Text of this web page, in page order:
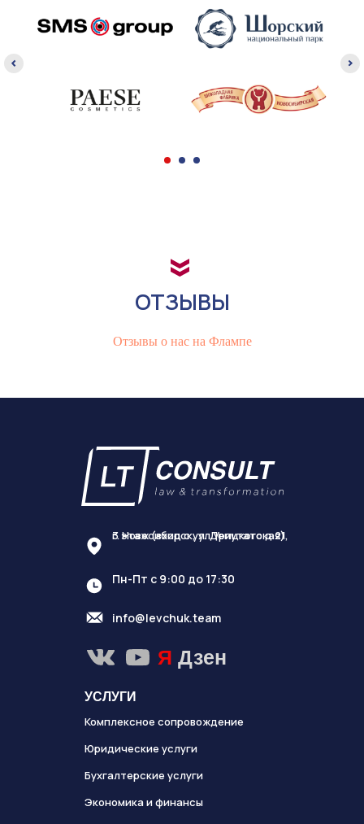
ОТЗЫВЫ
Отзывы о нас на Флампе
УСЛУГИ
Юридические услуги
Комплексное сопровождение
Бухгалтерские услуги
Экономика и финансы
г. Новосибирск, ул Урицкого д.21,
3 этаж (вход с ул. Депутатская)
Пн-Пт с 9:00 до 17:30
info@levchuk.team
Я Дзен